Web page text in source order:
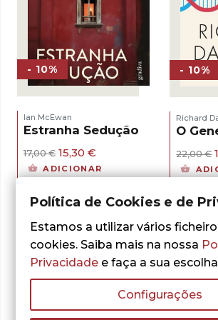
- 10%
Ian McEwan
Estranha Sedução
17,00€ O
preço
original
17,00 €.
15,30 €
preço
atual
15,30 €.
ADICIONAR
- 10%
Richard
O
22,00€
Política de Cookies e de
Estamos a utilizar vários
cookies. Saiba mais na nossa
Privacidade e faça a sua
Configurações